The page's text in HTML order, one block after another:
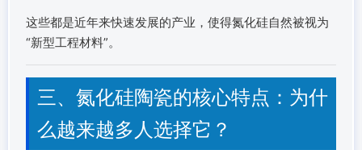
这些都是近年来快速发展的产业，使得氮化硅自然被视为
“新型工程材料”。
三、氮化硅陶瓷的核心特点：为什
么越来越多人选择它？